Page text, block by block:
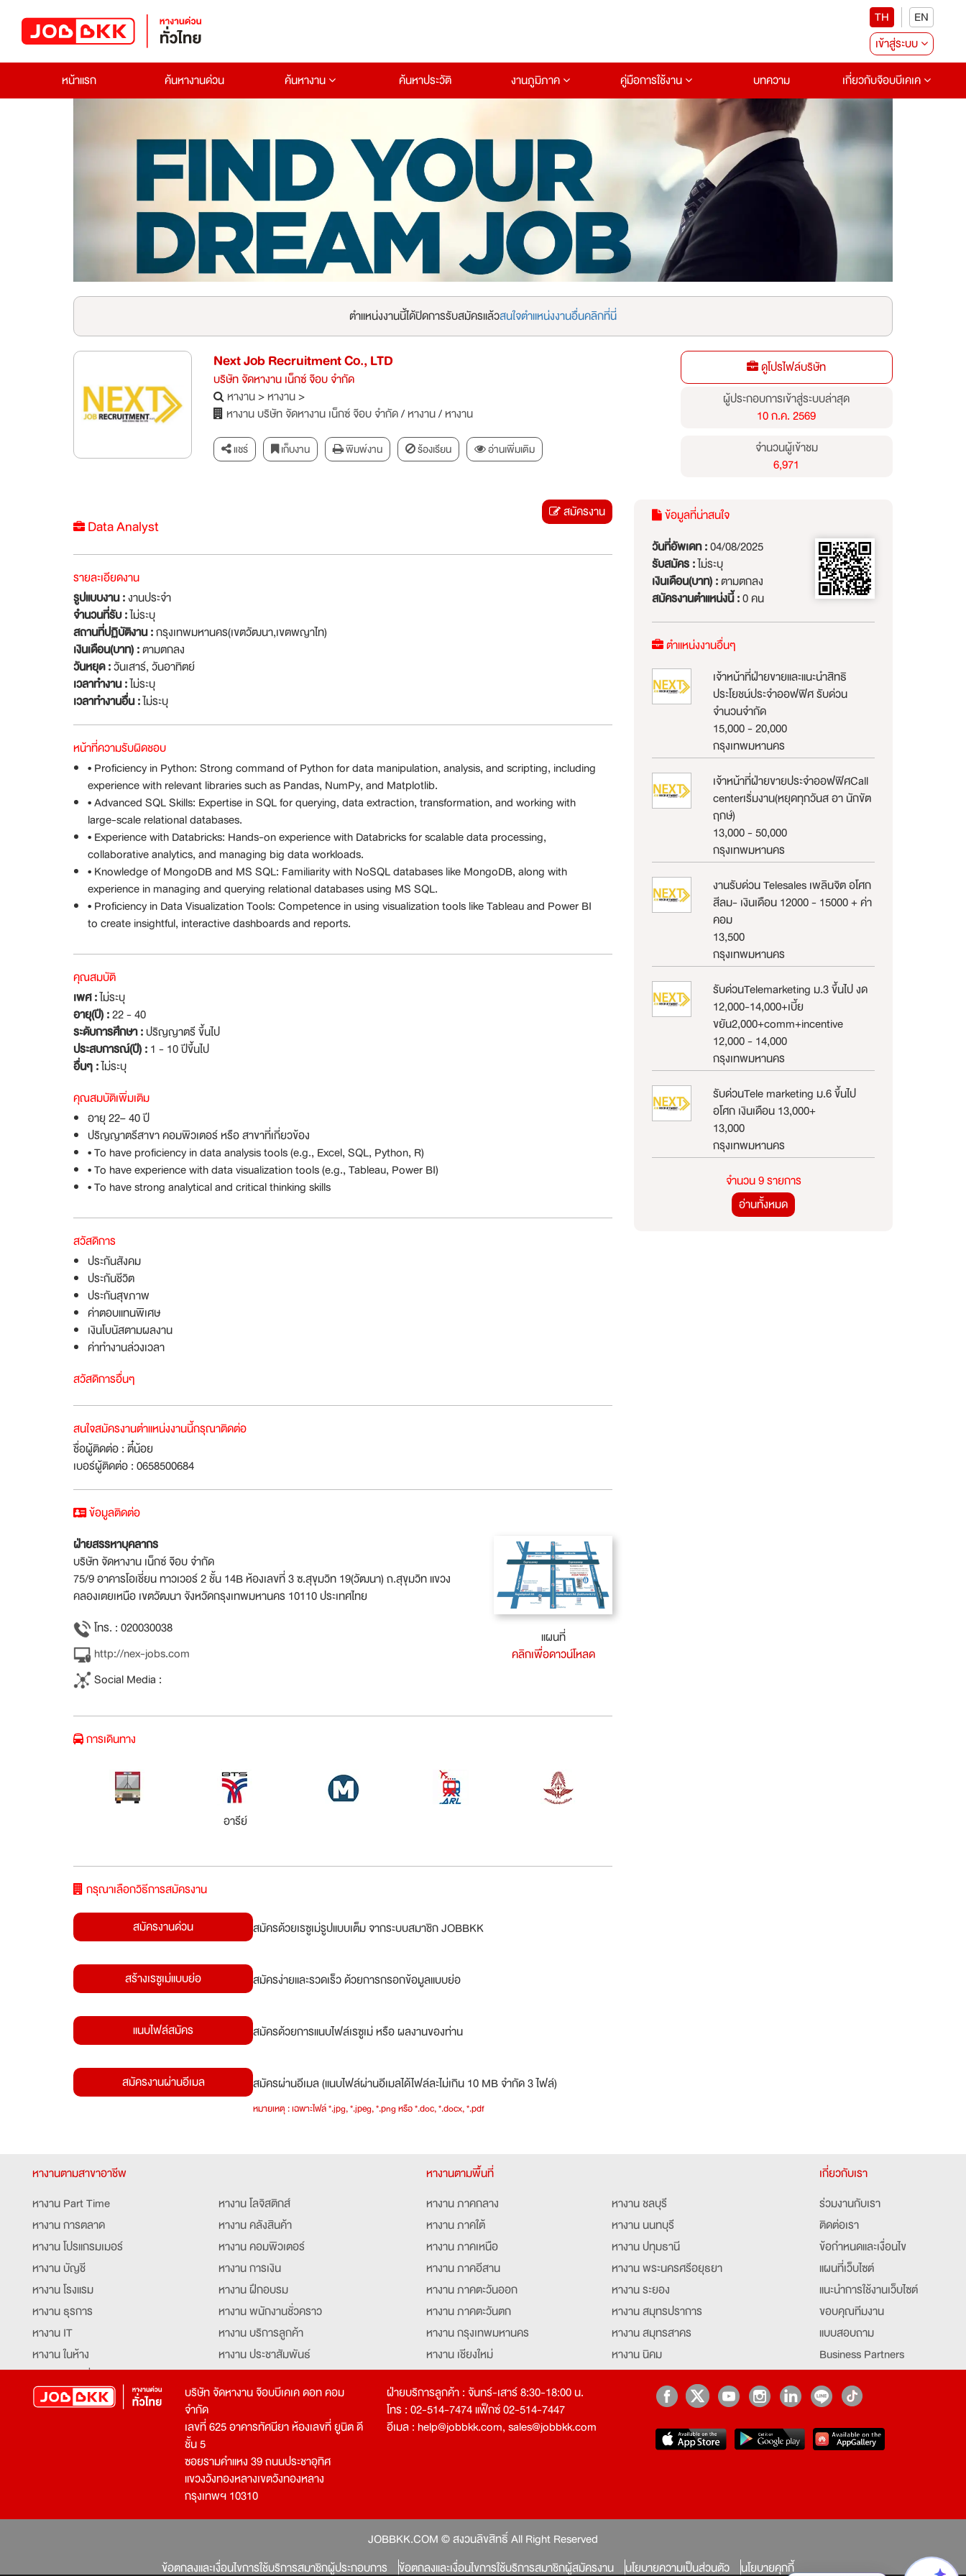
TH
EN
เข้าสู่ระบบ
หน้าแรก
ค้นหางานด่วน ค้นหางาน ค้นหาประวัติ งานภูมิภาค คู่มือการใช้งาน บทความ เกี่ยวกับจ๊อบบีเคเค
ตำแหน่งงานนี้ได้ปิดการรับสมัครแล้วสนใจตำแหน่งงานอื่นคลิกที่นี่
Next Job Recruitment Co., LTD
บริษัท จัดหางาน เน็กซ์ จ๊อบ จำกัด
หางาน>หางาน>
หางาน บริษัท จัดหางาน เน็กซ์ จ๊อบ จำกัด/หางาน/หางาน
แชร์ เก็บงาน พิมพ์งาน ร้องเรียน อ่านเพิ่มเติม
ดูโปรไฟล์บริษัท
ผู้ประกอบการเข้าสู่ระบบล่าสุด
10 ก.ค. 2569
จำนวนผู้เข้าชม
6,971
Data Analyst
สมัครงาน
รายละเอียดงาน
รูปแบบงาน :งานประจำ
จำนวนที่รับ :ไม่ระบุ
สถานที่ปฏิบัติงาน :กรุงเทพมหานคร(เขตวัฒนา,เขตพญาไท)
เงินเดือน(บาท) :ตามตกลง
วันหยุด :วันเสาร์,วันอาทิตย์
เวลาทำงาน :ไม่ระบุ
เวลาทำงานอื่น :ไม่ระบุ
หน้าที่ความรับผิดชอบ
• Proficiency in Python: Strong command of Python for data manipulation, analysis, and scripting, including
experience with relevant libraries such as Pandas, NumPy, and Matplotlib.
• Advanced SQL Skills: Expertise in SQL for querying, data extraction, transformation, and working with
large-scale relational databases.
• Experience with Databricks: Hands-on experience with Databricks for scalable data processing,
collaborative analytics, and managing big data workloads.
• Knowledge of MongoDB and MS SQL: Familiarity with NoSQL databases like MongoDB, along with
experience in managing and querying relational databases using MS SQL.
• Proficiency in Data Visualization Tools: Competence in using visualization tools like Tableau and Power BI
to create insightful, interactive dashboards and reports.
คุณสมบัติ
เพศ :ไม่ระบุ
อายุ(ปี) :22 - 40
ระดับการศึกษา :ปริญญาตรี ขึ้นไป
ประสบการณ์(ปี) :1 - 10 ปีขึ้นไป
อื่นๆ :ไม่ระบุ
คุณสมบัติเพิ่มเติม
อายุ 22– 40 ปี
ปริญญาตรีสาขา คอมพิวเตอร์ หรือ สาขาที่เกี่ยวข้อง
• To have proficiency in data analysis tools (e.g., Excel, SQL, Python, R)
• To have experience with data visualization tools (e.g., Tableau, Power BI)
• To have strong analytical and critical thinking skills
สวัสดิการ
ประกันสังคม
ประกันชีวิต
ประกันสุขภาพ
ค่าตอบแทนพิเศษ
เงินโบนัสตามผลงาน
ค่าทำงานล่วงเวลา
สวัสดิการอื่นๆ
สนใจสมัครงานตำแหน่งงานนี้กรุณาติดต่อ
ชื่อผู้ติดต่อ : ตี๋น้อย
เบอร์ผู้ติดต่อ : 0658500684
ข้อมูลที่น่าสนใจ
วันที่อัพเดท :04/08/2025
รับสมัคร :ไม่ระบุ
เงินเดือน(บาท) :ตามตกลง
สมัครงานตำแหน่งนี้ :0 คน
ตำแหน่งงานอื่นๆ
เจ้าหน้าที่ฝ่ายขายและแนะนำสิทธิ
ประโยชน์ประจำออฟฟิศ รับด่วน
จำนวนจำกัด
15,000 - 20,000
กรุงเทพมหานคร
เจ้าหน้าที่ฝ่ายขายประจำออฟฟิศCall
centerเริ่มงาน(หยุดทุกวันส อา นักขัต
ฤกษ์)
13,000 - 50,000
กรุงเทพมหานคร
งานรับด่วน Telesales เพลินจิต อโศก
สีลม- เงินเดือน 12000 - 15000 + ค่า
คอม
13,500
กรุงเทพมหานคร
รับด่วนTelemarketing ม.3 ขึ้นไป งด
12,000-14,000+เบี้ย
ขยัน2,000+comm+incentive
12,000 - 14,000
กรุงเทพมหานคร
รับด่วนTele marketing ม.6 ขึ้นไป
อโศก เงินเดือน 13,000+
13,000
กรุงเทพมหานคร
จำนวน 9 รายการ
อ่านทั้งหมด
ข้อมูลติดต่อ
ฝ่ายสรรหาบุคลากร
บริษัท จัดหางาน เน็กซ์ จ๊อบ จำกัด
75/9 อาคารโอเชี่ยน ทาวเวอร์ 2 ชั้น 14B ห้องเลขที่ 3 ซ.สุขุมวิท 19(วัฒนา) ถ.สุขุมวิท แขวง
คลองเตยเหนือ เขตวัฒนา จังหวัดกรุงเทพมหานคร 10110 ประเทศไทย
โทร. : 020030038
http://nex-jobs.com
Social Media :
แผนที่
คลิกเพื่อดาวน์โหลด
การเดินทาง
อารีย์
กรุณาเลือกวิธีการสมัครงาน
สมัครงานด่วน
สมัครด้วยเรซูเม่รูปแบบเต็ม จากระบบสมาชิก JOBBKK
สร้างเรซูเม่แบบย่อ สมัครง่ายและรวดเร็ว ด้วยการกรอกข้อมูลแบบย่อ
แนบไฟล์สมัคร สมัครด้วยการแนบไฟล์เรซูเม่ หรือ ผลงานของท่าน
สมัครงานผ่านอีเมล สมัครผ่านอีเมล (แนบไฟล์ผ่านอีเมลได้ไฟล์ละไม่เกิน 10 MB จำกัด 3 ไฟล์)
หมายเหตุ : เฉพาะไฟล์ *.jpg, *.jpeg, *.png หรือ *.doc, *.docx, *.pdf
หางานตามสาขาอาชีพ
หางาน Part Time
หางาน การตลาด
หางาน โปรแกรมเมอร์
หางาน บัญชี
หางาน โรงแรม
หางาน ธุรการ
หางาน IT
หางาน ในห้าง
หางาน ท่องเที่ยว
หางาน จัดซื้อ
หางาน เจ้าหน้าที่รักษาความปลอดภัย
โปรแกรมเมอร์
หางาน โลจิสติกส์
หางาน คลังสินค้า
หางาน คอมพิวเตอร์
หางาน การเงิน
หางาน ฝึกอบรม
หางาน พนักงานชั่วคราว
หางาน บริการลูกค้า
หางาน ประชาสัมพันธ์
หางาน รับโทรศัพท์
หางาน ประสานงาน
หางาน จองตั๋ว
หางาน กุ๊ก
หางาน นักศึกษาฝึกงาน
หางาน Mobile Application
Developer
บริการสรรหาพนักงาน
หางานตามพื้นที่
หางาน ภาคกลาง
หางาน ภาคใต้
หางาน ภาคเหนือ
หางาน ภาคอีสาน
หางาน ภาคตะวันออก
หางาน ภาคตะวันตก
หางาน กรุงเทพมหานคร
หางาน เชียงใหม่
หางาน ฉะเชิงเทรา
หางาน ชลบุรี
หางาน นนทบุรี
หางาน ปทุมธานี
หางาน พระนครศรีอยุธยา
หางาน ระยอง
หางาน สมุทรปราการ
หางาน สมุทรสาคร
หางาน นิคม
หางานอยุธยา
เกี่ยวกับเรา
ร่วมงานกับเรา
ติดต่อเรา
ข้อกำหนดและเงื่อนไข
แผนที่เว็บไซต์
แนะนำการใช้งานเว็บไซต์
ขอบคุณทีมงาน
แบบสอบถาม
Business Partners
Partner มหาวิทยาลัย
Job Index
job
บริษัท จัดหางาน จ๊อบบีเคเค ดอท คอม
จำกัด
เลขที่ 625 อาคารทัศนียา ห้องเลขที่ ยูนิต ดี
ชั้น 5
ซอยรามคำแหง 39 ถนนประชาอุทิศ
แขวงวังทองหลางเขตวังทองหลาง
กรุงเทพฯ 10310
ฝ่ายบริการลูกค้า : จันทร์-เสาร์ 8:30-18:00 น.
โทร : 02-514-7474 แฟ็กซ์ 02-514-7447
อีเมล : help@jobbkk.com,sales@jobbkk.com
JOBBKK.COM © สงวนลิขสิทธิ์ All Right Reserved
ข้อตกลงและเงื่อนไขการใช้บริการสมาชิกผู้ประกอบการ
ข้อตกลงและเงื่อนไขการใช้บริการสมาชิกผู้สมัครงาน นโยบายความเป็นส่วนตัว นโยบายคุกกี้